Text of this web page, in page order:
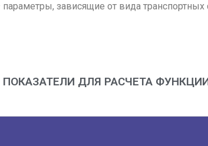
параметры, зависящие от вида
ПОКАЗАТЕЛИ ДЛЯ РАСЧЕТА